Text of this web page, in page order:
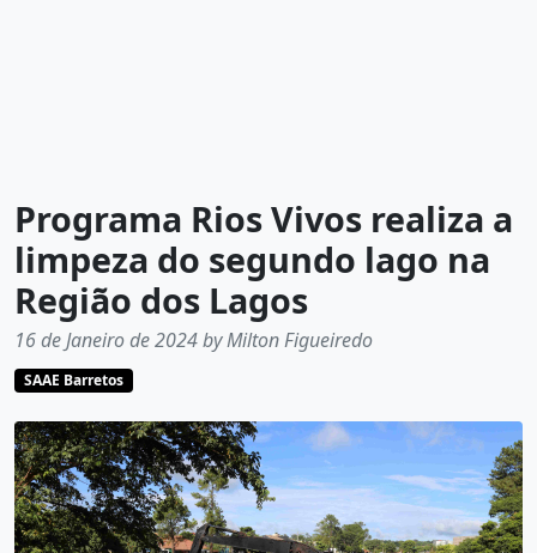
Programa Rios Vivos realiza a
limpeza do segundo lago na
Região dos Lagos
16 de Janeiro de 2024 by Milton Figueiredo
SAAE Barretos